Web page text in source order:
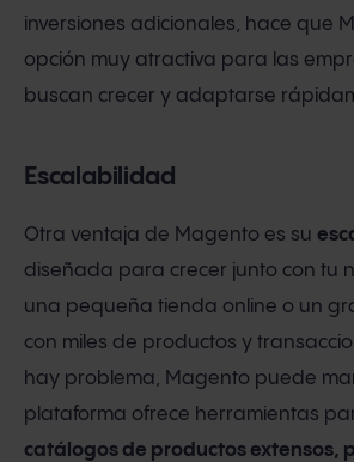
inversiones adicionales, hace que
opción muy atractiva para las
buscan crecer y adaptarse
Escalabilidad
Otra ventaja de Magento es su
diseñada para crecer junto con tu
una pequeña tienda online o un
con miles de productos y
hay problema, Magento puede
plataforma ofrece herramientas
catálogos de productos extensos,